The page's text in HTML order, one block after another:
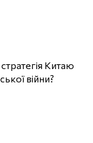
війни?